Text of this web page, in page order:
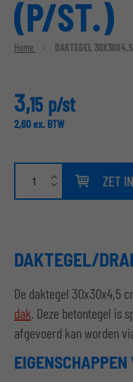
(P/ST.)
Home DAKTEGEL
3,15 p/st
2,60ex. BTW
ZET
DAKTEGEL/
De daktegel 30x30x4,5
dak. Deze betontegel is
afgevoerd kan worden